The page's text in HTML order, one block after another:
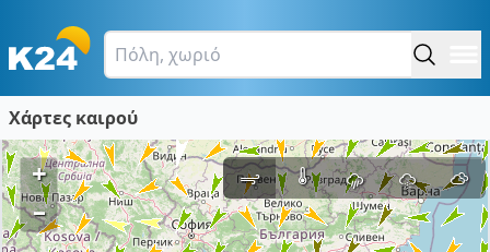
Χάρτες καιρού
+
–